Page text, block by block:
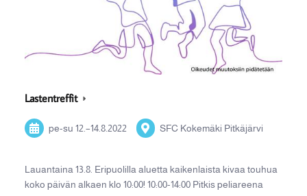
Lastentreffit
pe-su 12. –14.8.2022 SFC Kokemäki Pitkäjärvi
Lauantaina 13.8. Eripuolilla aluetta kaikenlaista kivaa touhua
koko päivän alkaen klo 10:00! 10:00-14:00 Pitkis peliareena